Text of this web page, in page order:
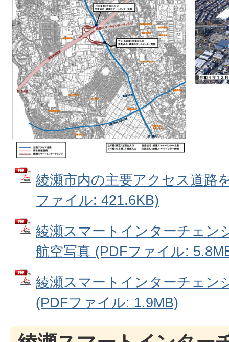
綾瀬市内の主要アクセス道路
ファイル: 421.6KB)
綾瀬スマートインターチェン
航空写真 (PDFファイル:
綾瀬スマートインターチェン
(PDFファイル: 1.9MB)